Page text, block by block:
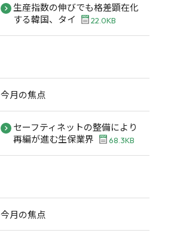
生産指数の伸びでも格差顕在化
する韓国、タイ
22.0KB
今月の焦点
セーフティネットの整備により
再編が進む生保業界
68.3KB
今月の焦点